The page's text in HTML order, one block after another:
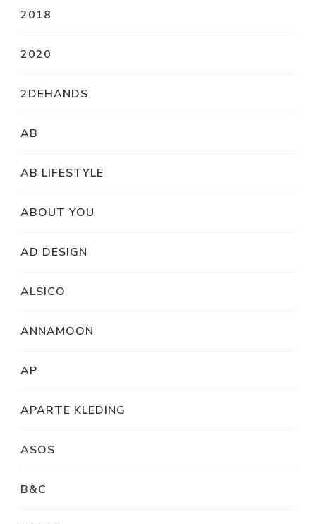
2018
2020
2DEHANDS
AB
AB LIFESTYLE
ABOUT YOU
AD DESIGN
ALSICO
ANNAMOON
AP
APARTE KLEDING
ASOS
B&C